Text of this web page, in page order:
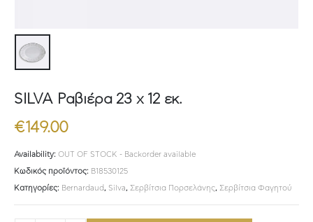
SILVA Ραβιέρα 23 x 12 εκ.
€149.00
Availability: OUT OF STOCK - Backorder available
Κωδικός προϊόντος: B18530125
Κατηγορίες: Bernardaud, Silva, Σερβίτσια Πορσελάνης, Σερβίτσια Φαγητού